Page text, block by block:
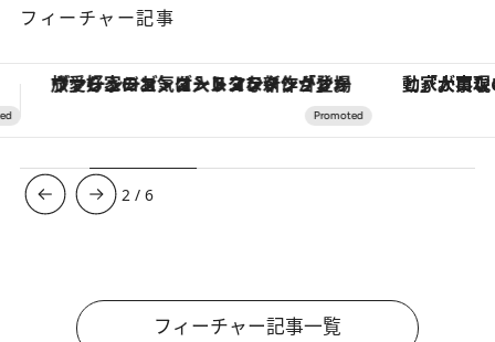
フィーチャー記事
「大事なのは地域の意識を変えること」。ロレックス賞受賞の自然保護活動家が実現させたナイジェリアの自然環境の復活
3 /6
フィーチャー記事一覧